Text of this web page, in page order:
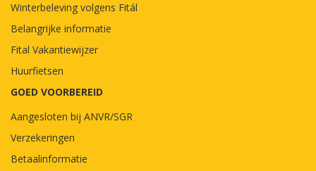
Winterbeleving volgens Fitál
Belangrijke informatie
Fital Vakantiewijzer
Huurfietsen
GOED VOORBEREID
Aangesloten bij ANVR/SGR
Verzekeringen
Betaalinformatie